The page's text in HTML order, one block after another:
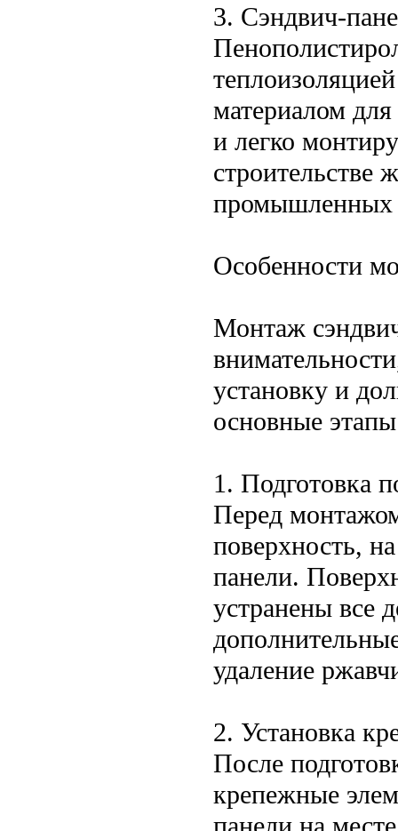
3. Сэндвич-
материалом
и легко
промышленных
Особенности
Монтаж
установку и
основные
1. Подготовка
Перед
поверхность,
панели.
устранены все
удаление
2. Установка
После
крепежные